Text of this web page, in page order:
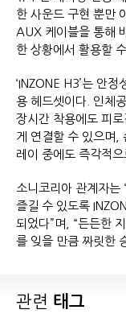
한 사운드 구현 뿐만
AUX 케이블을 통해
한 상황에서 활용할
‘INZONE H3’는 안
용 헤드셋이다. 인체
장시간 착용에도 피
게 연결할 수 있으며,
레이 중에도 즉각적
소니코리아 관계자는
즐길 수 있도록
되었다”며, “든든한
를 잊을 만큼 짜릿한
관련 태그